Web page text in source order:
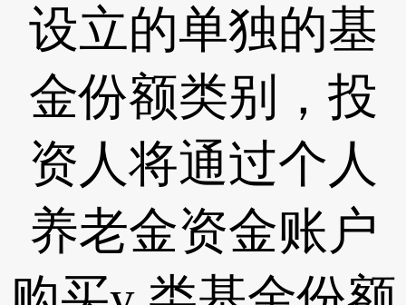
设立的单独的基
金份额类别，投
资人将通过个人
养老金资金账户